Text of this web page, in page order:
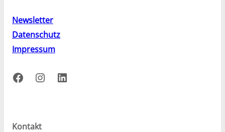
Newsletter
Datenschutz
Impressum
Facebook Instagram LinkedIn
Kontakt